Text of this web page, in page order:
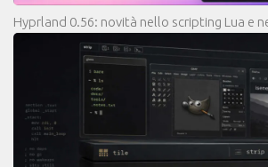
Hyprland 0.56: novità nello scripting Lua e